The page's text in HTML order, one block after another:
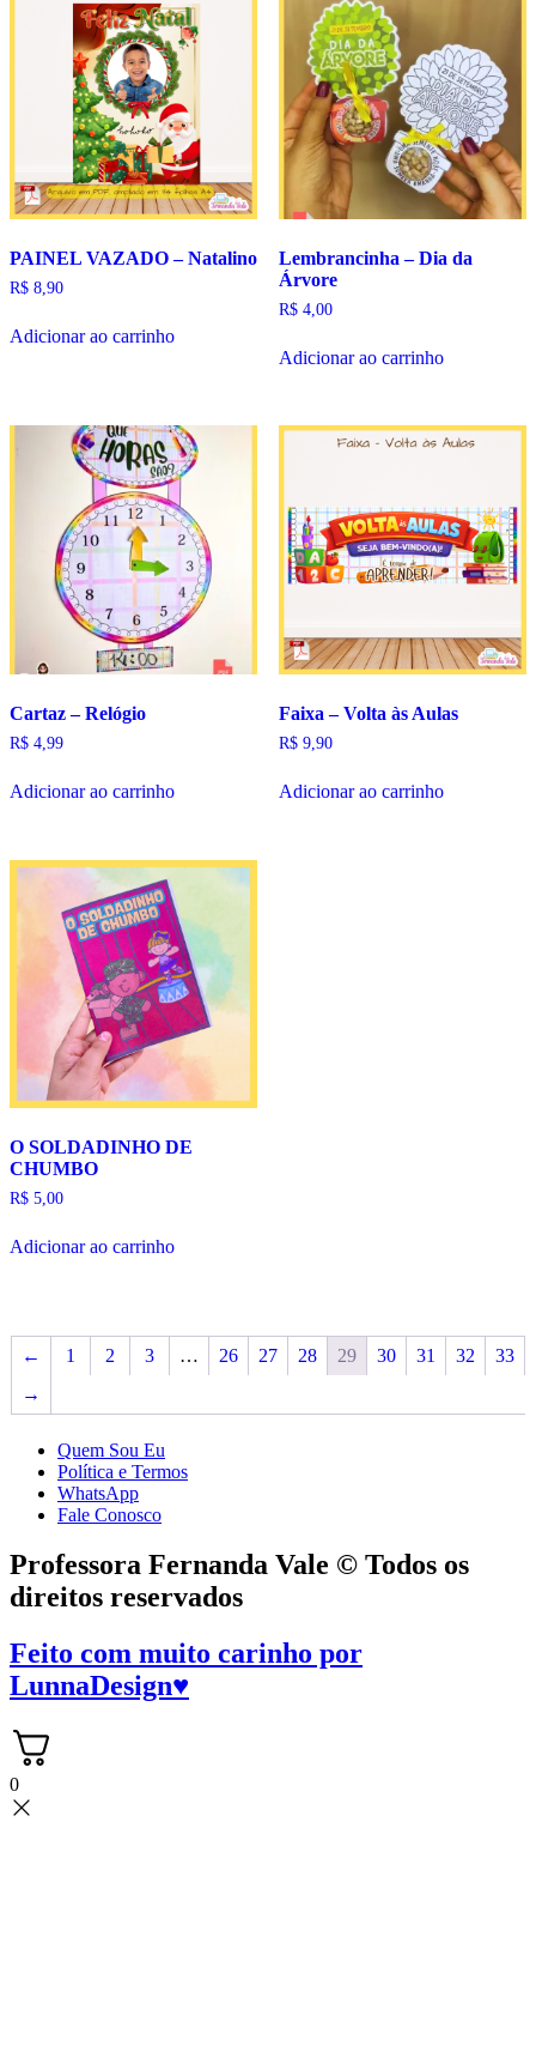
PAINEL VAZADO – Natalino
R$ 8,90
Adicionar ao carrinho
Lembrancinha – Dia da
Árvore
R$4,00
Adicionar ao carrinho
Cartaz – Relógio
R$ 4,99
Adicionar ao carrinho
Faixa – Volta às Aulas
R$9,90
Adicionar ao carrinho
O SOLDADINHO DE
CHUMBO
R$ 5,00
Adicionar ao carrinho
← 1 2 3 … 26 27 28 29 30 31 32
33
→
Quem Sou Eu
Política e Termos
WhatsApp
Fale Conosco
Professora Fernanda Vale © Todos os
direitos reservados
Feito com muito carinho por
LunnaDesign♥
0